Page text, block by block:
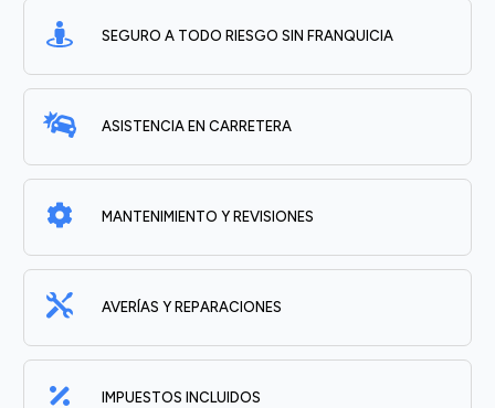
SEGURO A TODO RIESGO SIN FRANQUICIA
ASISTENCIA EN CARRETERA
MANTENIMIENTO Y REVISIONES
AVERÍAS Y REPARACIONES
IMPUESTOS INCLUIDOS